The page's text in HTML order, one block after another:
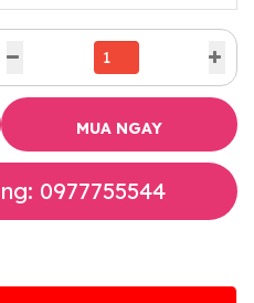
MUA NGAY
0977755544